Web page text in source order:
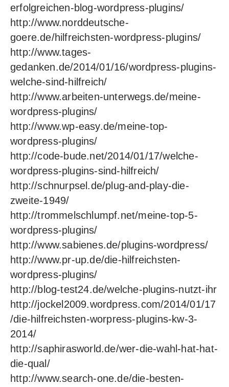
erfolgreichen-blog-wordpress-plugins/
http://www.norddeutsche-
goere.de/hilfreichsten-wordpress-plugins/
http://www.tages-
gedanken.de/2014/01/16/wordpress-plugins-
welche-sind-hilfreich/
http://www.arbeiten-unterwegs.de/meine-
wordpress-plugins/
http://www.wp-easy.de/meine-top-
wordpress-plugins/
http://code-bude.net/2014/01/17/welche-
wordpress-plugins-sind-hilfreich/
http://schnurpsel.de/plug-and-play-die-
zweite-1949/
http://trommelschlumpf.net/meine-top-5-
wordpress-plugins/
http://www.sabienes.de/plugins-wordpress/
http://www.pr-up.de/die-hilfreichsten-
wordpress-plugins/
http://blog-test24.de/welche-plugins-nutzt-ihr
http://jockel2009.wordpress.com/2014/01/17
/die-hilfreichsten-worpress-plugins-kw-3-
2014/
http://saphirasworld.de/wer-die-wahl-hat-hat-
die-qual/
http://www.search-one.de/die-besten-